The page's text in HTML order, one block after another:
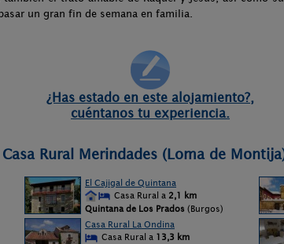
un gran fin de semana en familia.
¿Has estado en este alojamiento?,
cuéntanos tu experiencia.
Rural Merindades (Loma de
El Cajigal de Quintana
Casa Rural a 2,1 km
Quintana de Los Prados (Burgos)
Casa Rural La Ondina
Casa Rural a 13,3 km